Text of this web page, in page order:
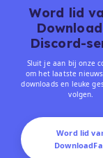
Word lid
Discord-
Sluit je aan bij onze
om het laatste
downloads en leuke
volgen.
Word lid